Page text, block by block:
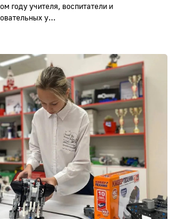
году учителя, воспитатели и
у...